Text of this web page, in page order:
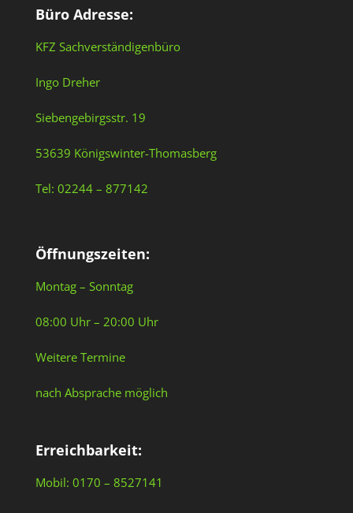
Büro Adresse:
KFZ Sachverständigenbüro
Ingo Dreher
Siebengebirgsstr. 19
53639 Königswinter-Thomasberg
Tel: 02244 – 877142
Öffnungszeiten:
Montag – Sonntag
08:00 Uhr – 20:00 Uhr
Weitere Termine
nach Absprache möglich
Erreichbarkeit:
Mobil: 0170 – 8527141